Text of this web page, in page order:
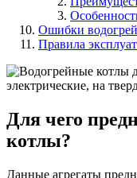
Ошибки
Правила
Для чего
котлы?
Данные агрегаты